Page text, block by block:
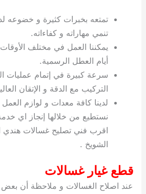
تمتعه بخبرات كثيرة و خضوعه
تنمي مهاراته و كفاءاته.
يمكننا العمل في مختلف
أيام العطل الرسمية.
سرعة كبيرة في إتمام عمليات
التركيب مع الدقة و الإتقان
لدينا كافة معدات و لوازم العمل
نستطيع من خلالها إنجاز اي
اقرب فني تصليح غسالات هندي
الشويخ .
قطع غيار غسالات
عند اصلاح الغسالات و ملاحظة أن بعض